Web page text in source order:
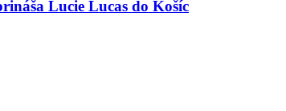
Lucie Lucas do Košíc